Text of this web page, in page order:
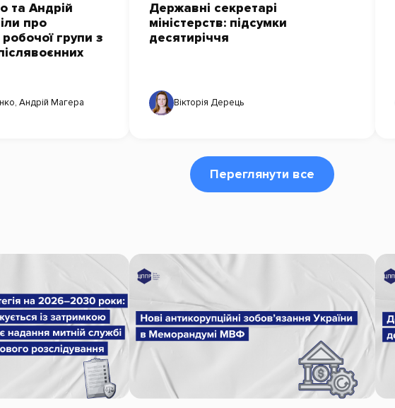
та Андрій
про
групи з
, Андрій Магера
Державні секретарі
міністерств: підсумки
десятиріччя
Вікторія Дерець
Переглянути все